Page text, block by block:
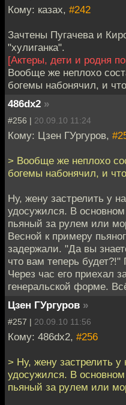
Кому: казах, #242
Зачтены Пугачева и
"хулиганка".
[Актеры, дети и родня
Вообще же неплохо
богемы набонячил, и
486dx2 »
#256 | 20.09.10 11:24
Кому: Цзен ГУргуров,
> Вообще же неплохо
богемы набонячил, и
Ну, жену застрелить у
удосужился. В
пьяный за рулем или
Весной к примеру
задержали. "Да вы
что вам теперь
Через час его приехал
генеральской форме.
Цзен ГУргуров »
#257 | 20.09.10 11:56
Кому: 486dx2, #256
> Ну, жену застрелить
удосужился. В
пьяный за рулем или